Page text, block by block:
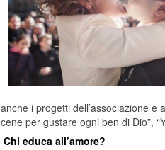
anche i progetti dell’associazione e
cene per gustare ogni ben di Dio”,
Chi educa all’amore?